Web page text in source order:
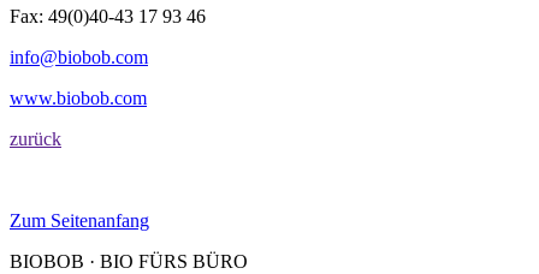
Fax: 49(0)40-43 17 93 46
info@biobob.com
www.biobob.com
zurück
Zum Seitenanfang
BIOBOB · BIO FÜRS BÜRO